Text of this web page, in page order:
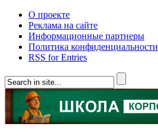
О проекте
Реклама на сайте
Информационные партнеры
Политика конфиденциальности
RSS for Entries